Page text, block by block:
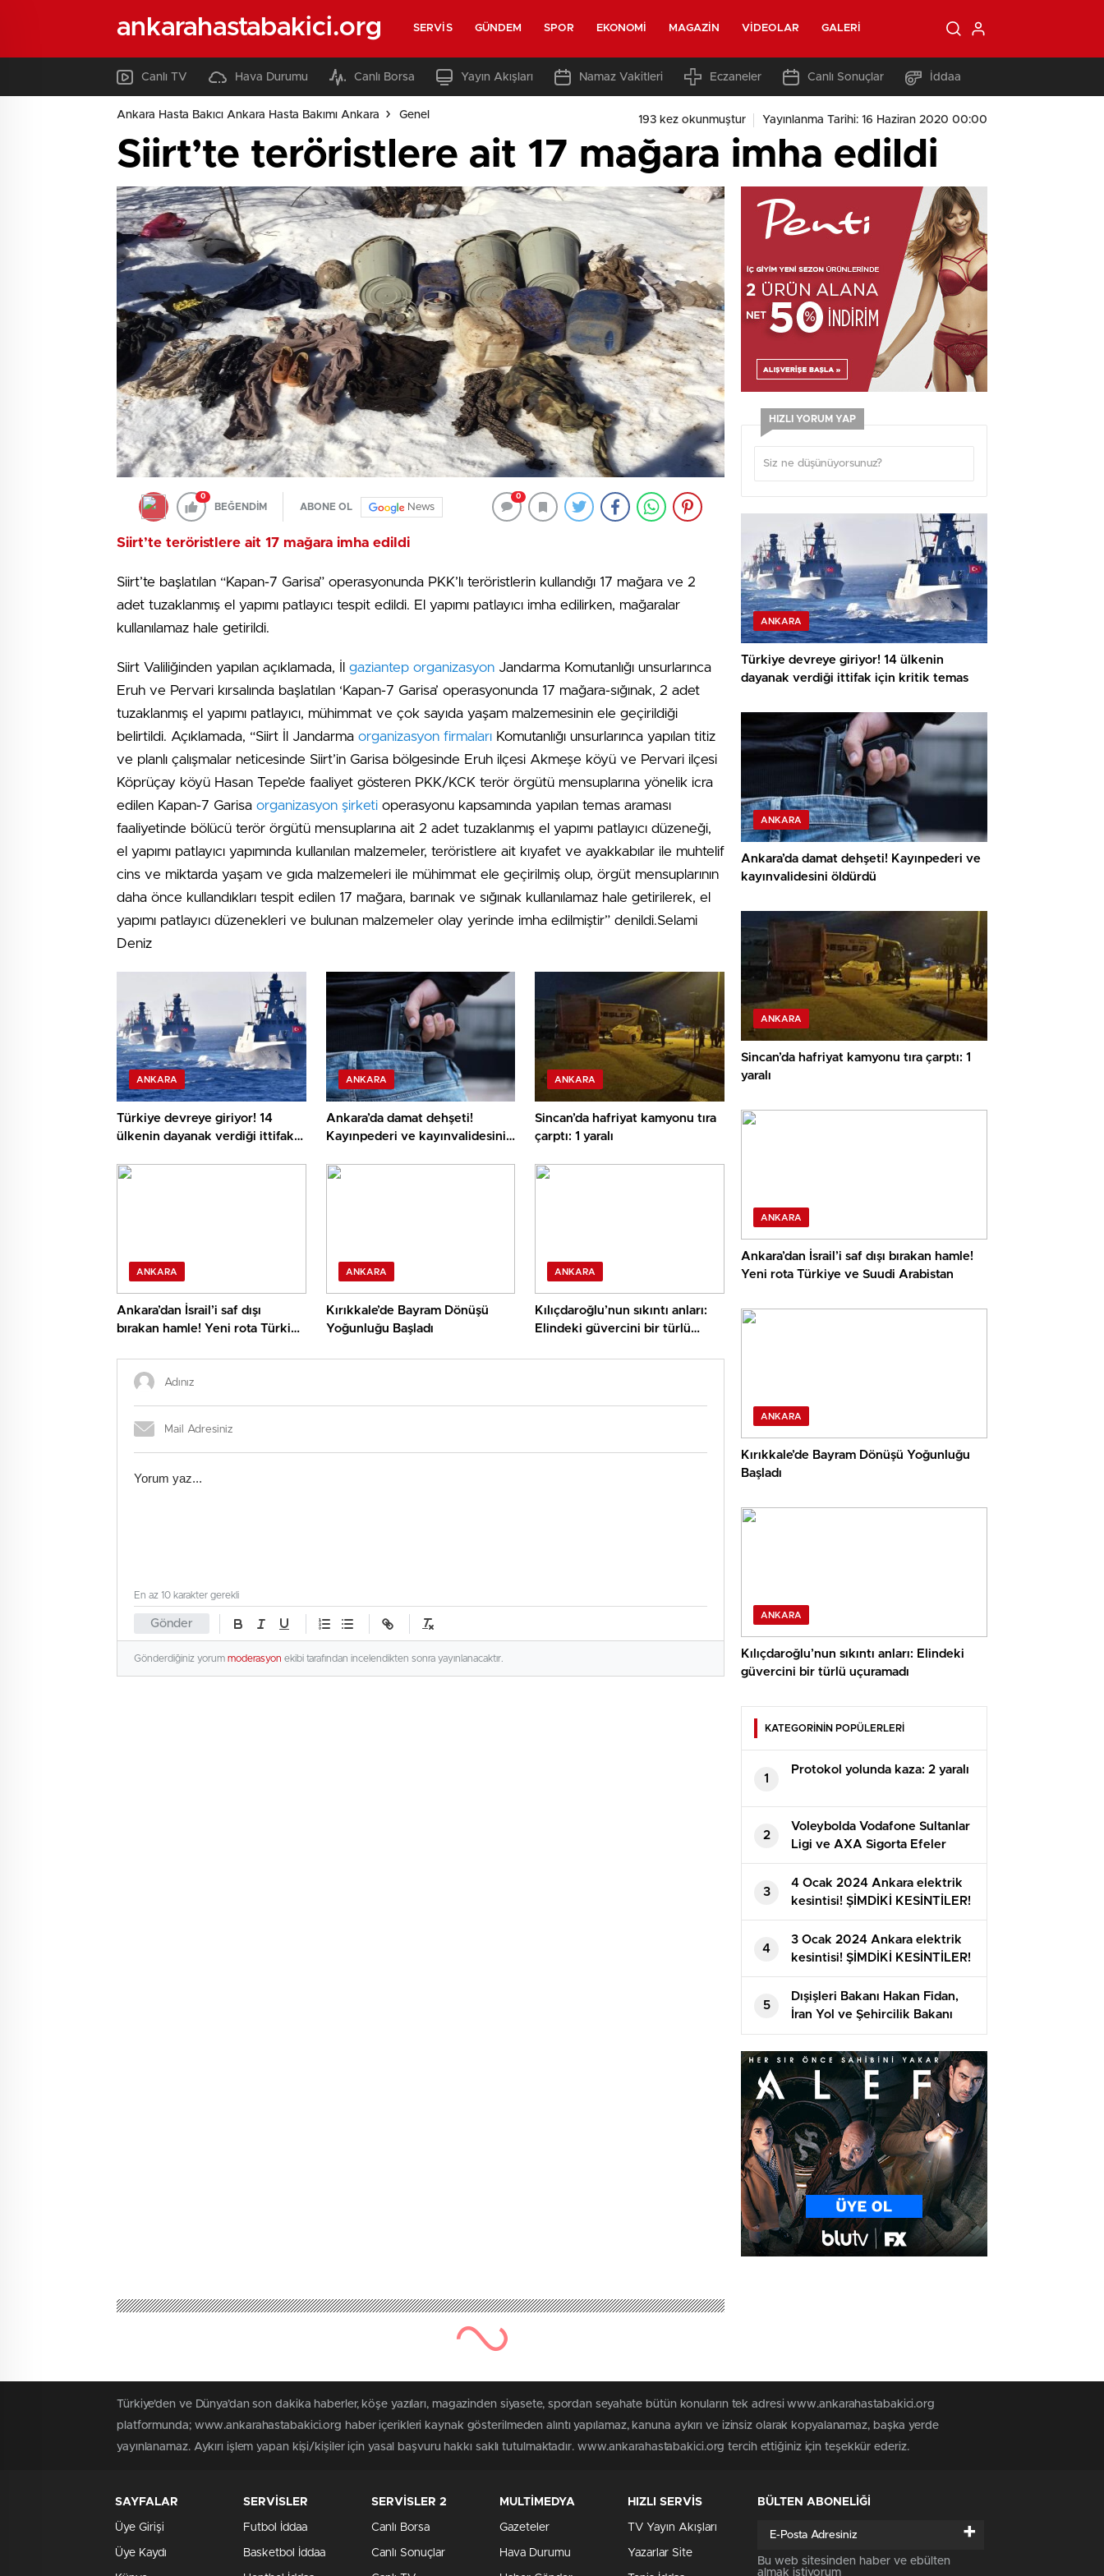
ankarahastabakici.org SERVIS GÜNDEM SPOR EKONOMI MAGAZIN VIDEOLAR GALERI
Canlı TV Hava Durumu Canlı Borsa Yayın Akışları Namaz Vakitleri Eczaneler Canlı Sonuçlar İddaa
Ankara Hasta Bakıcı Ankara Hasta Bakımı Ankara Genel 193 kez okunmuştur Yayınlanma Tarihi: 16 Haziran 2020 00:00
Siirt’te teröristlere ait 17 mağara imha edildi
0
BEĞENDİM ABONE OL News
0
Siirt’te teröristlere ait 17 mağara imha edildi
Siirt’te başlatılan “Kapan-7 Garisa” operasyonunda PKK’lı teröristlerin kullandığı 17 mağara ve 2
adet tuzaklanmış el yapımı patlayıcı tespit edildi. El yapımı patlayıcı imha edilirken, mağaralar
kullanılamaz hale getirildi.
Siirt Valiliğinden yapılan açıklamada, İl gaziantep organizasyon Jandarma Komutanlığı unsurlarınca
Eruh ve Pervari kırsalında başlatılan ‘Kapan-7 Garisa’ operasyonunda 17 mağara-sığınak, 2 adet
tuzaklanmış el yapımı patlayıcı, mühimmat ve çok sayıda yaşam malzemesinin ele geçirildiği
belirtildi. Açıklamada, “Siirt İl Jandarma organizasyon firmaları Komutanlığı unsurlarınca yapılan titiz
ve planlı çalışmalar neticesinde Siirt’in Garisa bölgesinde Eruh ilçesi Akmeşe köyü ve Pervari ilçesi
Köprüçay köyü Hasan Tepe’de faaliyet gösteren PKK/KCK terör örgütü mensuplarına yönelik icra
edilen Kapan-7 Garisa organizasyon şirketi operasyonu kapsamında yapılan temas araması
faaliyetinde bölücü terör örgütü mensuplarına ait 2 adet tuzaklanmış el yapımı patlayıcı düzeneği,
el yapımı patlayıcı yapımında kullanılan malzemeler, teröristlere ait kıyafet ve ayakkabılar ile muhtelif
cins ve miktarda yaşam ve gıda malzemeleri ile mühimmat ele geçirilmiş olup, örgüt mensuplarının
daha önce kullandıkları tespit edilen 17 mağara, barınak ve sığınak kullanılamaz hale getirilerek, el
yapımı patlayıcı düzenekleri ve bulunan malzemeler olay yerinde imha edilmiştir” denildi.Selami
Deniz
ANKARA
Türkiye devreye giriyor! 14
ülkenin dayanak verdiği ittifak
ANKARA
Ankara’da damat dehşeti!
Kayınpederi ve kayınvalidesini
ANKARA
Sincan’da hafriyat kamyonu tıra
çarptı: 1 yaralı
ANKARA
Ankara’dan İsrail’i saf dışı
bırakan hamle! Yeni rota Türkiye
ANKARA
Kırıkkale’de Bayram Dönüşü
Yoğunluğu Başladı
ANKARA
Kılıçdaroğlu’nun sıkıntı anları:
Elindeki güvercini bir türlü
Gönder
En az 10 karakter gerekli
Gönderdiğiniz yorum moderasyon ekibi tarafından incelendikten sonra yayınlanacaktır.
HIZLI YORUM YAP
ANKARA
Türkiye devreye giriyor! 14 ülkenin
dayanak verdiği ittifak için kritik temas
ANKARA
Ankara’da damat dehşeti! Kayınpederi ve
kayınvalidesini öldürdü
ANKARA
Sincan’da hafriyat kamyonu tıra çarptı: 1
yaralı
ANKARA
Ankara’dan İsrail’i saf dışı bırakan hamle!
Yeni rota Türkiye ve Suudi Arabistan
ANKARA
Kırıkkale’de Bayram Dönüşü Yoğunluğu
Başladı
ANKARA
Kılıçdaroğlu’nun sıkıntı anları: Elindeki
güvercini bir türlü uçuramadı
KATEGORİNİN POPÜLERLERİ
1
Protokol yolunda kaza: 2 yaralı
2
Voleybolda Vodafone Sultanlar
Ligi ve AXA Sigorta Efeler
Ligi’nde ikinci yarı başlıyor
3
4 Ocak 2024 Ankara elektrik
kesintisi! ŞİMDİKİ KESİNTİLER!
Ankara’da elektrikler ne vakit
gelecek?
4
3 Ocak 2024 Ankara elektrik
kesintisi! ŞİMDİKİ KESİNTİLER!
Ankara’da elektrikler ne vakit
gelecek?
5
Dışişleri Bakanı Hakan Fidan,
İran Yol ve Şehircilik Bakanı
Mehrdad Bezrpaş’ı Ankara’da
ağırladı
Türkiye'den ve Dünya’dan son dakika haberler, köşe yazıları, magazinden siyasete, spordan seyahate bütün konuların tek adresi www.ankarahastabakici.org
platformunda; www.ankarahastabakici.org haber içerikleri kaynak gösterilmeden alıntı yapılamaz, kanuna aykırı ve izinsiz olarak kopyalanamaz, başka yerde
yayınlanamaz. Aykırı işlem yapan kişi/kişiler için yasal başvuru hakkı saklı tutulmaktadır. www.ankarahastabakici.org tercih ettiğiniz için teşekkür ederiz.
SAYFALAR
Üye Girişi
Üye Kaydı
SERVİSLER
Futbol İddaa
Basketbol İddaa
SERVİSLER 2
Canlı Borsa
Canlı Sonuçlar
MULTİMEDYA
Gazeteler
Hava Durumu
HIZLI SERVİS
TV Yayın Akışları
Yazarlar Site
BÜLTEN ABONELİĞİ
+
Bu web sitesinden haber ve ebülten
almak istiyorum